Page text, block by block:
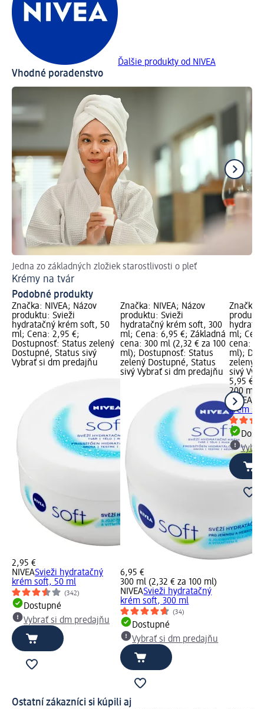
Ďalšie produkty od NIVEA
Vhodné poradenstvo
Jedna zo základných zložiek starostlivosti o pleť
Krémy na tvár
Podobné produkty
Značka: NIVEA; Názov
produktu: Svieži
hydratačný krém soft, 50
ml; Cena: 2,95 €;
Dostupnosť: Status zelený
Dostupné, Status sivý
Vybrať si dm predajňu
2,95 €
NIVEASvieži hydratačný
krém soft, 50 ml
(342)
Dostupné
Vybrať si dm predajňu
Značka: NIVEA; Názov
produktu: Svieži
hydratačný krém soft, 300
ml; Cena: 6,95 €; Základná
cena: 300 ml (2,32 € za 100
ml); Dostupnosť: Status
zelený Dostupné, Status
sivý Vybrať si dm predajňu
6,95 €
300 ml (2,32 € za 100 ml)
NIVEASvieži hydratačný
krém soft, 300 ml
(34)
Dostupné
Vybrať si dm predajňu
Značka:
ml;
cena:
ml);
zelený
sivý
5,95 €
200 ml
NIVEA
krém
Ostatní zákazníci si kúpili aj